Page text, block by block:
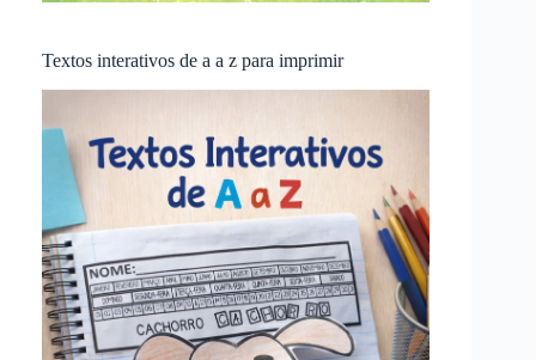
Textos interativos de a a z para imprimir